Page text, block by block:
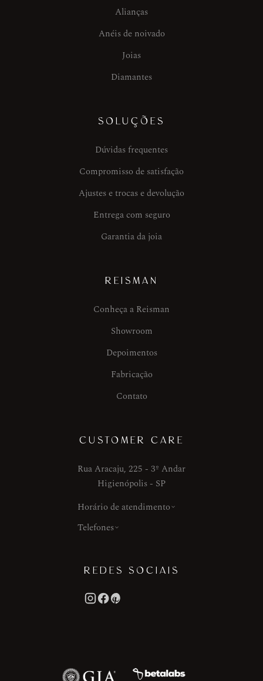
Alianças
Anéis de noivado
Joias
Diamantes
SOLUÇÕES
Dúvidas frequentes
Compromisso de satisfação
Ajustes e trocas e devolução
Entrega com seguro
Garantia da joia
REISMAN
Conheça a Reisman
Showroom
Depoimentos
Fabricação
Contato
CUSTOMER CARE
Rua Aracaju, 225 - 3º Andar
Higienópolis - SP
Horário de atendimento
Telefones
REDES SOCIAIS